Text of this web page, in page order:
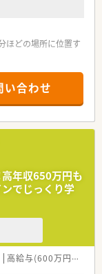
ほどの場所に位置す
、協力して業務を
した薬局運営を行
との距離が近いアッ
アップや成長を積
為賞与はありません
い合わせ
高年収650万円も
でじっくり学
高給与(600万円以上)